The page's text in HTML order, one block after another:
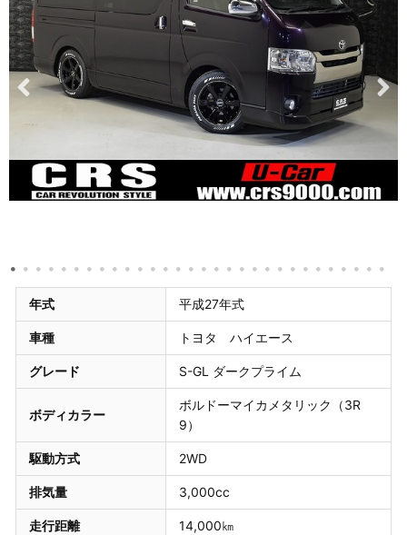
年式 平成27年式
車種 トヨタ ハイエース
グレード S-GL ダークプライム
ボディカラー
ボルドーマイカメタリック（3R
9）
駆動方式 2WD
排気量 3,000cc
走行距離 14,000㎞